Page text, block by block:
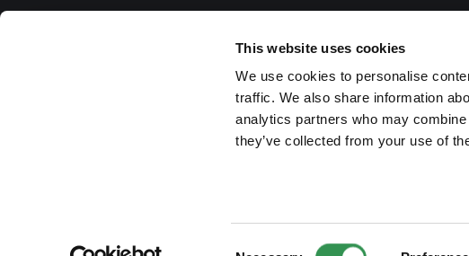
This website uses cookies
We use cookies to personalise
traffic. We also share information
analytics partners who may
they’ve collected from your use of
Fondatori esteri
Webinar gratuiti
Domande e Risposte
Startups.ch. Alle Rechte